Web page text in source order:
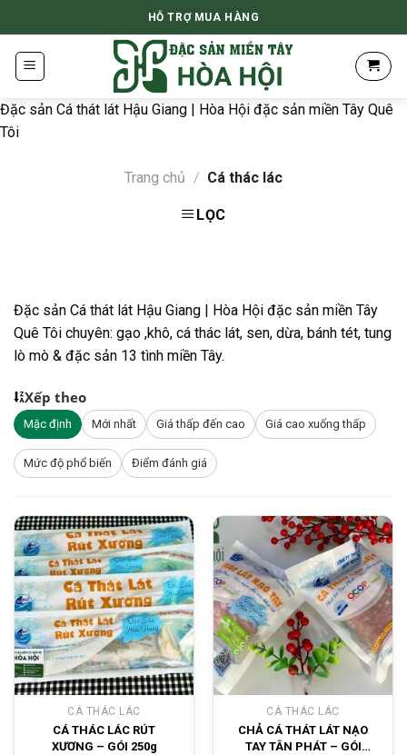
to
content
HỖ TRỢ MUA HÀNG
Đặc sản Cá thát lát Hậu Giang | Hòa Hội đặc sản miền Tây Quê
Tôi
Trang chủ / Cá thác lác
LỌC
Đặc sản Cá thát lát Hậu Giang | Hòa Hội đặc sản miền Tây
Quê Tôi chuyên: gạo ,khô, cá thác lát, sen, dừa, bánh tét, tung
lò mò & đặc sản 13 tình miền Tây.
Xếp theo
Mặc định Mới nhất Giá thấp đến cao Giá cao xuống thấp
Mức độ phổ biến Điểm đánh giá
CÁ THÁC LÁC
CÁ THÁC LÁC RÚT
XƯƠNG – GÓI 250g
CÁ THÁC LÁC
CHẢ CÁ THÁT LÁT NẠO
TAY TÂN PHÁT – GÓI